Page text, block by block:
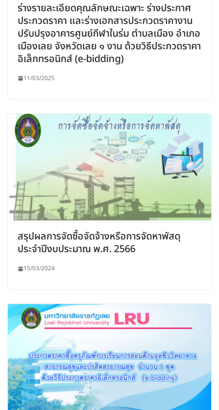
ร่างรายละเอียดคุณลักษณะเฉพาะ ร่างประกาศ
ประกวดราคา และร่างเอกสารประกวดราคางาน
ปรับปรุงอาคารศูนย์กีฬาในร่ม ตำบลเมือง อำเภอ
เมืองเลย จังหวัดเลย ๑ งาน ด้วยวิธีประกวดราคา
อิเล็กทรอนิกส์ (e-bidding)
11/03/2025
สรุปผลการจัดซื้อจัดจ้างหรือการจัดหาพัสดุ
ประจำปีงบประมาณ พ.ศ. 2566
15/03/2024